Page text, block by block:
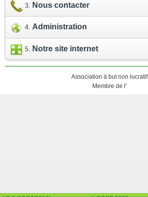
Nous contacter
Administration
Notre site internet
Association à but non lucratif
Membre de l'